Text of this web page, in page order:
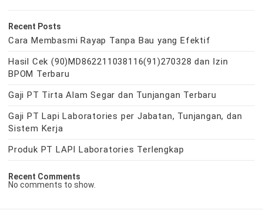
Recent Posts
Cara Membasmi Rayap Tanpa Bau yang Efektif
Hasil Cek (90)MD862211038116(91)270328 dan Izin
BPOM Terbaru
Gaji PT Tirta Alam Segar dan Tunjangan Terbaru
Gaji PT Lapi Laboratories per Jabatan, Tunjangan, dan
Sistem Kerja
Produk PT LAPI Laboratories Terlengkap
Recent Comments
No comments to show.